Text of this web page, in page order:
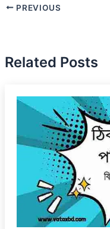
PREVIOUS
Related Posts